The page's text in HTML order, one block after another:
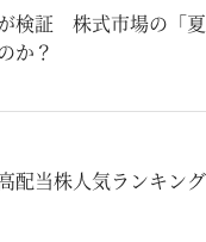
検証 株式市場の「夏
か？
配当株人気ランキング